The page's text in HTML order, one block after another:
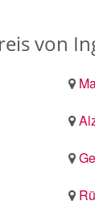
von